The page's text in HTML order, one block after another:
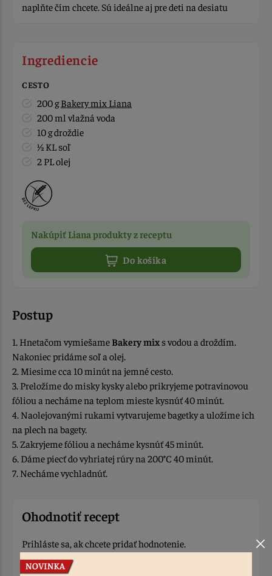
naplňte čím chcete. Sú ideálne aj pre deti na desiatu
Ingrediencie
CESTO
200 gBakery mix Liana
200 ml vlažná voda
10 g droždie
½ KL soľ
2 PL olej
Nakúpiť Liana produkty z receptu
Do košíka
Postup
1. Hnetačom vymiešame Bakery mix s vodou a droždím.
Nakoniec pridáme soľ a olej.
2. Miesime cca 10 minút na jemné cesto.
3. Preložíme do misky kysky alebo prikryjeme potravinovou
fóliou a necháme na teplom mieste kysnúť 40 minút.
4. Naolejovanými rukami vytvarujeme bagetky a uložíme ich
na plech na bagety.
5. Zakryjeme fóliou a necháme kysnúť 45 minút.
6. Dáme piecť do vyhriatej rúry na 200°C 40 minút.
7. Necháme vychladnúť.
Ohodnotiť recept
Prihláste sa, ak chcete pridať hodnotenie.
Prihlásiť sa